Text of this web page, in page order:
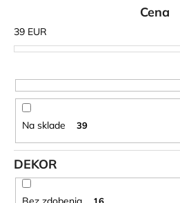
p
r
d
u
t
o
v
Cena
39 EUR
Na sklade 39
DEKOR
O
p
o
č
a
m